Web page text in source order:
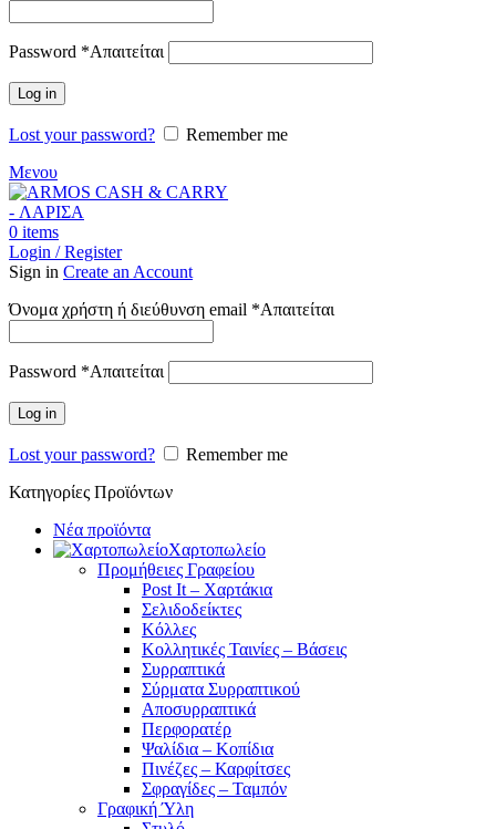
Password *Απαιτείται
Log in
Lost your password?
Remember me
Μενου
0 items
Login / Register
Sign in Create an Account
Όνομα χρήστη ή διεύθυνση email *Απαιτείται
Password *Απαιτείται
Log in
Lost your password?
Remember me
Κατηγορίες Προϊόντων
Νέα προϊόντα
Χαρτοπωλείο
Προμήθειες Γραφείου
Post It – Χαρτάκια
Σελιδοδείκτες
Κόλλες
Κολλητικές Ταινίες – Βάσεις
Συρραπτικά
Σύρματα Συρραπτικού
Αποσυρραπτικά
Περφορατέρ
Ψαλίδια – Κοπίδια
Πινέζες – Καρφίτσες
Σφραγίδες – Ταμπόν
Γραφική Ύλη